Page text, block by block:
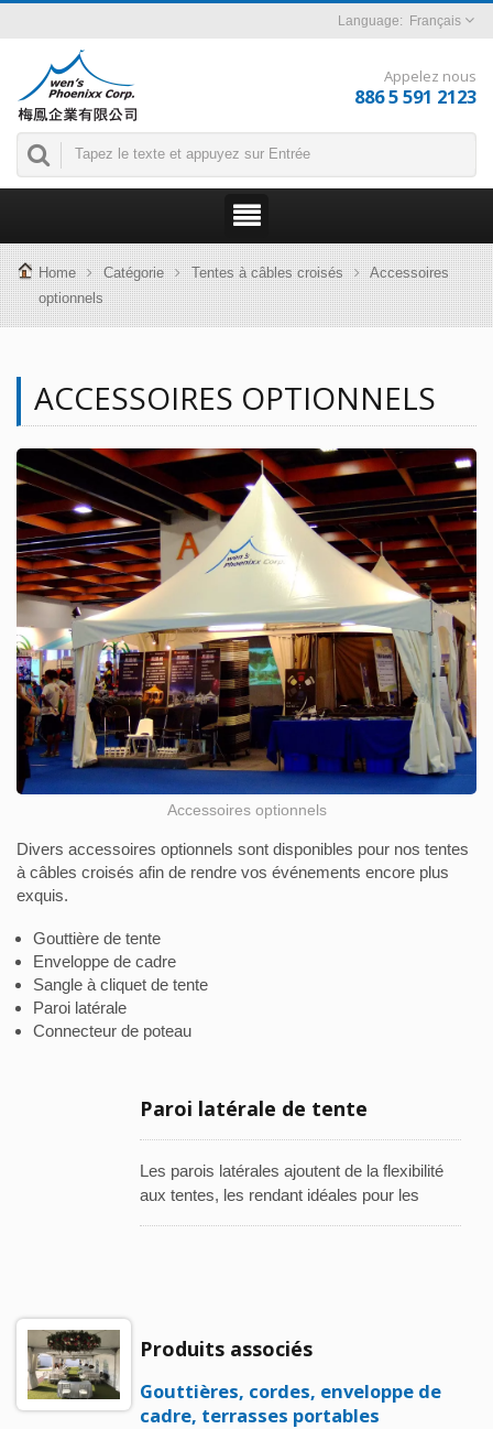
Français
Appelez nous
886 5 591 2123
Home Catégorie Tentes à câbles croisés
Accessoires
optionnels
ACCESSOIRES OPTIONNELS
Accessoires optionnels
Divers accessoires optionnels sont disponibles pour nos tentes
à câbles croisés afin de rendre vos événements encore plus
exquis.
Gouttière de tente
Enveloppe de cadre
Sangle à cliquet de tente
Paroi latérale
Connecteur de poteau
Paroi latérale de tente
Les parois latérales ajoutent de la flexibilité
aux tentes, les rendant idéales pour les
de parois latérales optionnels, tous faciles à
besoins de diverses occasions :
Produits associés
Gouttières, cordes, enveloppe de
cadre, terrasses portables